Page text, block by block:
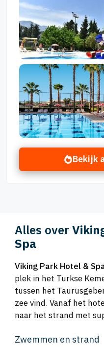
Bekijk
Alles over
Spa
Viking Park Hotel &
plek in het Turkse
tussen het
zee vind. Vanaf het
naar het strand met
Zwemmen en strand